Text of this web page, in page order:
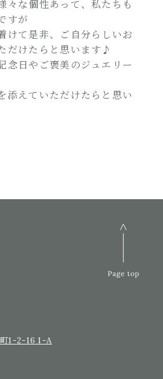
々な個性あって、私たちも
すが
けて是非、ご自分らしいお
だけたらと思います♪
念日やご褒美のジュエリー
添えていただけたらと思い
1-2-16 1-A